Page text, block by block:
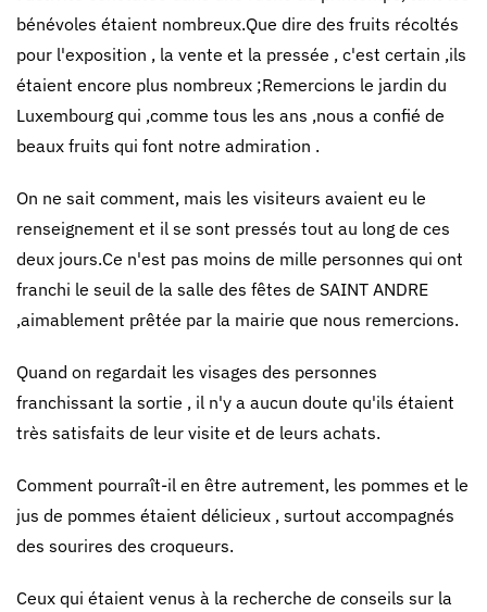
bénévoles étaient nombreux.Que dire des fruits récoltés
pour l'exposition , la vente et la pressée , c'est certain ,ils
étaient encore plus nombreux ;Remercions le jardin du
Luxembourg qui ,comme tous les ans ,nous a confié de
beaux fruits qui font notre admiration .
On ne sait comment, mais les visiteurs avaient eu le
renseignement et il se sont pressés tout au long de ces
deux jours.Ce n'est pas moins de mille personnes qui ont
franchi le seuil de la salle des fêtes de SAINT ANDRE
,aimablement prêtée par la mairie que nous remercions.
Quand on regardait les visages des personnes
franchissant la sortie , il n'y a aucun doute qu'ils étaient
très satisfaits de leur visite et de leurs achats.
Comment pourraît-il en être autrement, les pommes et le
jus de pommes étaient délicieux , surtout accompagnés
des sourires des croqueurs.
Ceux qui étaient venus à la recherche de conseils sur la